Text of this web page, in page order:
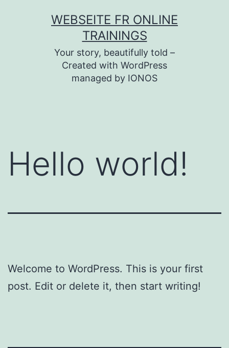
WEBSEITE FR ONLINE
TRAININGS
Your story, beautifully told –
Created with WordPress
managed by IONOS
Hello world!
Welcome to WordPress. This is your first
post. Edit or delete it, then start writing!